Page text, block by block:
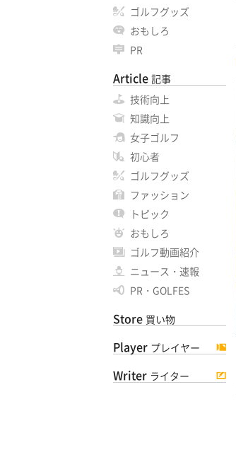
ゴルフグッズ
おもしろ
PR
Article 記事
技術向上
知識向上
女子ゴルフ
初心者
ゴルフグッズ
ファッション
トピック
おもしろ
ゴルフ動画紹介
ニュース・速報
PR・GOLFES
Store 買い物
Player プレイヤー
Writer ライター